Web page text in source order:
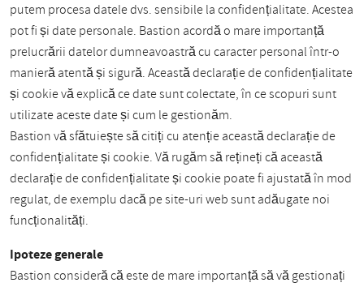
putem procesa datele dvs. sensibile la confidențialitate. Acestea
pot fi și date personale. Bastion acordă o mare importanță
prelucrării datelor dumneavoastră cu caracter personal într-o
manieră atentă și sigură. Această declarație de confidențialitate
și cookie vă explică ce date sunt colectate, în ce scopuri sunt
utilizate aceste date și cum le gestionăm.
Bastion vă sfătuiește să citiți cu atenție această declarație de
confidențialitate și cookie. Vă rugăm să rețineți că această
declarație de confidențialitate și cookie poate fi ajustată în mod
regulat, de exemplu dacă pe site-uri web sunt adăugate noi
funcționalități.
Ipoteze generale
Bastion consideră că este de mare importanță să vă gestionați